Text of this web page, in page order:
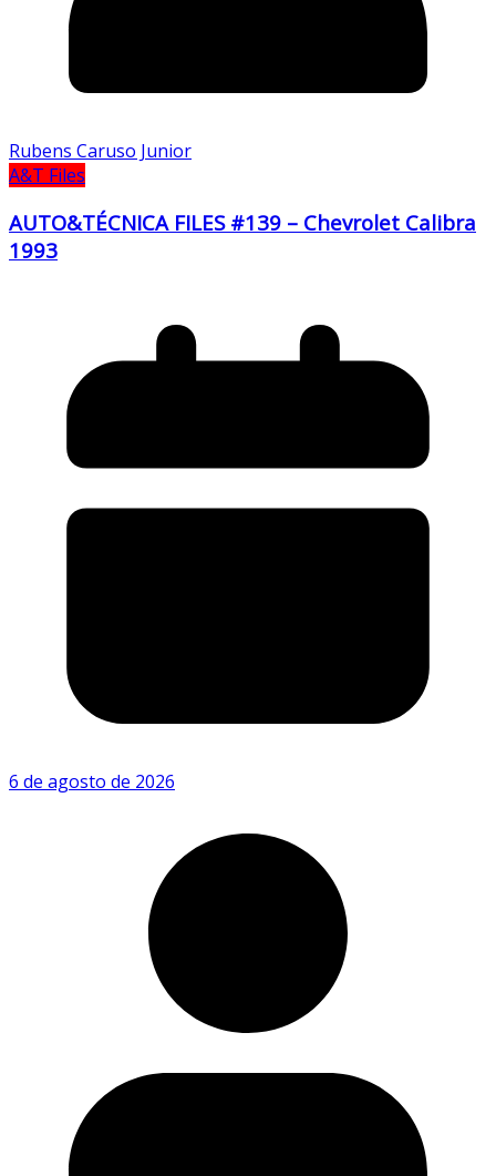
Rubens Caruso Junior
A&T Files
AUTO&TÉCNICA FILES #139 – Chevrolet Calibra
1993
6 de agosto de 2026